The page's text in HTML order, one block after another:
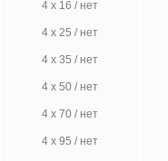
4 х 16 / нет
4 х 25 / нет
4 х 35 / нет
4 х 50 / нет
4 х 70 / нет
4 х 95 / нет